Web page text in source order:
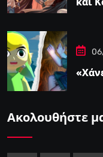
Ακολουθήστε